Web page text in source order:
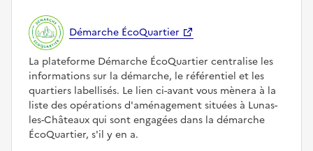
Démarche ÉcoQuartier
La plateforme Démarche ÉcoQuartier centralise les
informations sur la démarche, le référentiel et les
quartiers labellisés. Le lien ci-avant vous mènera à la
liste des opérations d'aménagement situées à Lunas-
les-Châteaux qui sont engagées dans la démarche
ÉcoQuartier, s'il y en a.